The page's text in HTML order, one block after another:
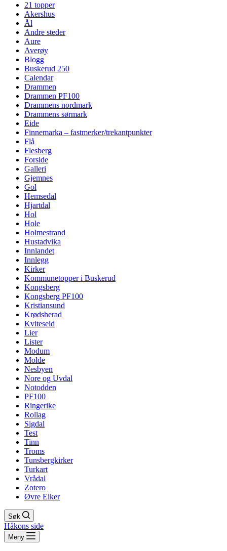
21 topper
Akershus
Ål
Andre steder
Aure
Averøy
Blogg
Buskerud 250
Calendar
Drammen
Drammen PF100
Drammens nordmark
Drammens sørmark
Eide
Finnemarka – fastmerker/trekantpunkter
Flå
Flesberg
Forside
Galleri
Gjemnes
Gol
Hemsedal
Hjartdal
Hol
Hole
Holmestrand
Hustadvika
Innlandet
Innlegg
Kirker
Kommunetopper i Buskerud
Kongsberg
Kongsberg PF100
Kristiansund
Krødsherad
Kviteseid
Lier
Lister
Modum
Molde
Nesbyen
Nore og Uvdal
Notodden
PF100
Ringerike
Rollag
Sigdal
Test
Tinn
Troms
Tunsbergkirker
Turkart
Vrådal
Zotero
Øvre Eiker
Søk
Håkons side
Meny